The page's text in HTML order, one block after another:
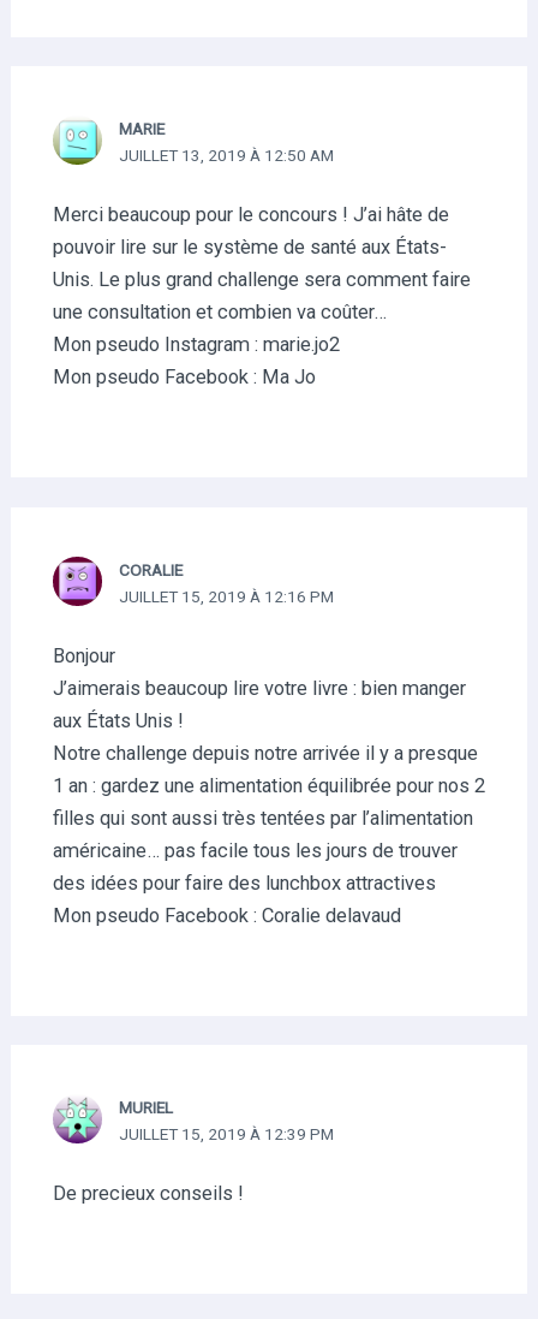
MARIE
JUILLET 13, 2019 À 12:50 AM
Merci beaucoup pour le concours ! J’ai hâte de
pouvoir lire sur le système de santé aux États-
Unis. Le plus grand challenge sera comment faire
une consultation et combien va coûter…
Mon pseudo Instagram : marie.jo2
Mon pseudo Facebook : Ma Jo
CORALIE
JUILLET 15, 2019 À 12:16 PM
Bonjour
J’aimerais beaucoup lire votre livre : bien manger
aux États Unis !
Notre challenge depuis notre arrivée il y a presque
1 an : gardez une alimentation équilibrée pour nos 2
filles qui sont aussi très tentées par l’alimentation
américaine… pas facile tous les jours de trouver
des idées pour faire des lunchbox attractives
Mon pseudo Facebook : Coralie delavaud
MURIEL
JUILLET 15, 2019 À 12:39 PM
De precieux conseils !